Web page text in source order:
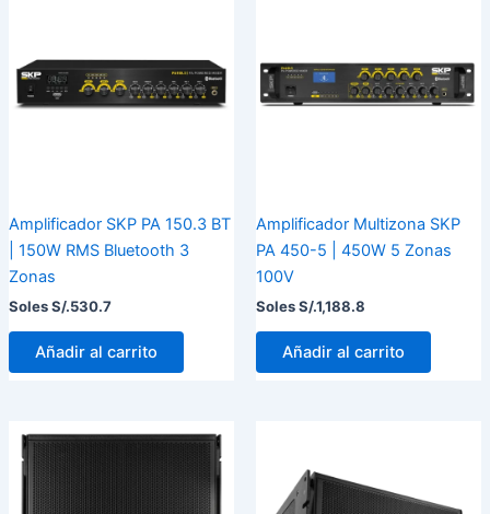
Amplificador SKP PA 150.3 BT
| 150W RMS Bluetooth 3
Zonas
Soles S/.530.7
Añadir al carrito
Amplificador Multizona SKP
PA 450-5 | 450W 5 Zonas
100V
Soles S/.1,188.8
Añadir al carrito